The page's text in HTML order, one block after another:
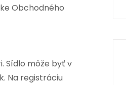
Obchodného
Sídlo môže byť v
Na registráciu